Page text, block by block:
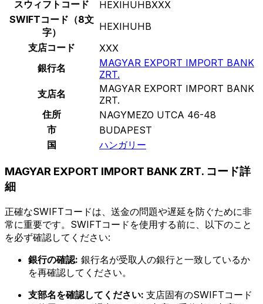
スウィフトコード
HEXIHUHBXXX
SWIFTコード（8文
字）
HEXIHUHB
支店コード
XXX
銀行名
MAGYAR EXPORT IMPORT BANK
ZRT.
支店名
MAGYAR EXPORT IMPORT BANK
ZRT.
住所
NAGYMEZO UTCA 46-48
市
BUDAPEST
国
ハンガリー
MAGYAR EXPORT IMPORT BANK ZRT. コード詳
細
正確なSWIFTコードは、送金の問題や遅延を防ぐために非
常に重要です。SWIFTコードを使用する前に、以下のこと
を必ず確認してください:
銀行の確認: 銀行名が受取人の銀行と一致しているか
を再確認してください。
支部名を確認してください: 支店固有のSWIFTコード